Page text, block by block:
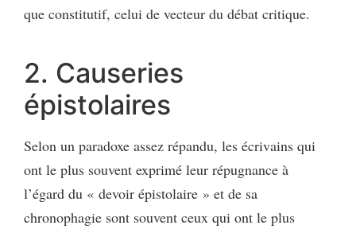
que constitutif, celui de vecteur du débat critique.
2. Causeries
épistolaires
Selon un paradoxe assez répandu, les écrivains qui
ont le plus souvent exprimé leur répugnance à
l’égard du « devoir épistolaire » et de sa
chronophagie sont souvent ceux qui ont le plus